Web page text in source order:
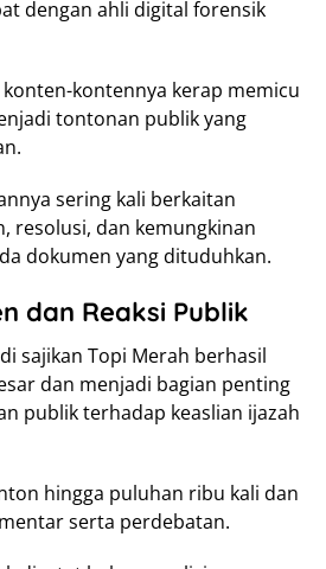
dengan ahli digital forensik
kontennya kerap memicu
tontonan publik yang
sering kali berkaitan
resolusi, dan kemungkinan
dokumen yang dituduhkan.
dan Reaksi Publik
sajikan Topi Merah berhasil
dan menjadi bagian penting
publik terhadap keaslian ijazah
hingga puluhan ribu kali dan
serta perdebatan.